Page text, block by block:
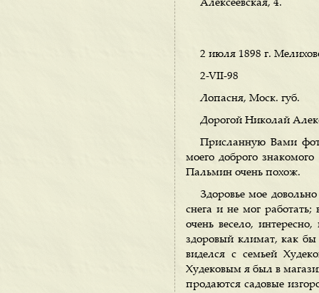
Алексеевская, 4.
2 июля 1898 г.
2-VII-98
Лопасня, Моск. губ.
Дорогой Николай
Присланную Вами
моего доброго
Пальмин очень похож.
Здоровье мое
снега и не мог
очень весело,
здоровый климат, как
виделся с семьей
Худековым я был в
продаются садовые